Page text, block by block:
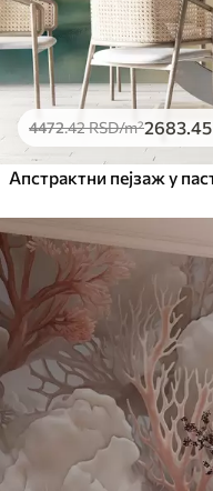
4472.42RSD/m²2683.45